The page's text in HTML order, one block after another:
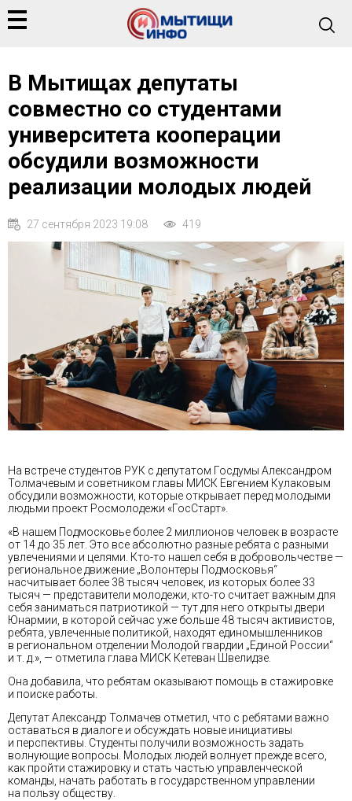
В Мытищах депутаты
совместно со студентами
университета кооперации
обсудили возможности
реализации молодых людей
27 сентября 2023 19:08 419
На встрече студентов РУК с депутатом Госдумы Александром
Толмачевым и советником главы МИСК Евгением Кулаковым
обсудили возможности, которые открывает перед молодыми
людьми проект Росмолодежи «ГосСтарт».
«В нашем Подмосковье более 2 миллионов человек в возрасте
от 14 до 35 лет. Это все абсолютно разные ребята с разными
увлечениями и целями. Кто-то нашел себя в добровольчестве —
региональное движение „Волонтеры Подмосковья“
насчитывает более 38 тысяч человек, из которых более 33
тысяч — представители молодежи, кто-то считает важным для
себя заниматься патриотикой — тут для него открыты двери
Юнармии, в которой сейчас уже больше 48 тысяч активистов,
ребята, увлеченные политикой, находят единомышленников
в региональном отделении Молодой гвардии „Единой России“
и т. д.», — отметила глава МИСК Кетеван Швелидзе.
Она добавила, что ребятам оказывают помощь в стажировке
и поиске работы.
Депутат Александр Толмачев отметил, что с ребятами важно
оставаться в диалоге и обсуждать новые инициативы
и перспективы. Студенты получили возможность задать
волнующие вопросы. Молодых людей волнует прежде всего,
как пройти стажировку и стать частью управленческой
команды, начать работать в государственном управлении
на пользу обществу.